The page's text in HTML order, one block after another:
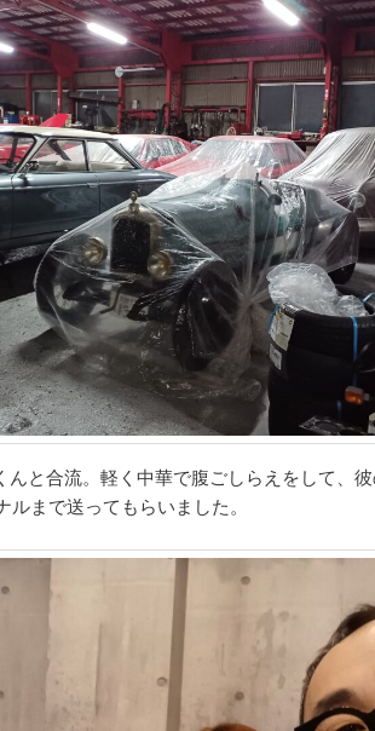
と合流。軽く中華で腹ごしらえをして、
まで送ってもらいました。